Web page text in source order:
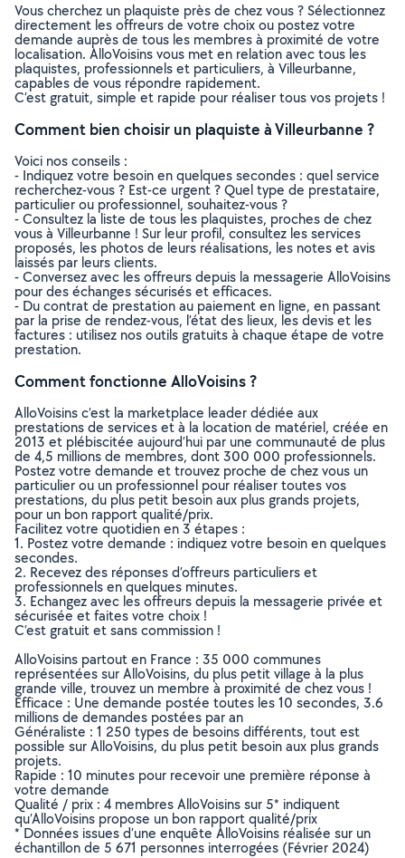
Vous cherchez un plaquiste près de chez vous ? Sélectionnez
directement les offreurs de votre choix ou postez votre
demande auprès de tous les membres à proximité de votre
localisation. AlloVoisins vous met en relation avec tous les
plaquistes, professionnels et particuliers, à Villeurbanne,
capables de vous répondre rapidement.
C’est gratuit, simple et rapide pour réaliser tous vos projets !
Comment bien choisir un plaquiste à Villeurbanne ?
Voici nos conseils :
- Indiquez votre besoin en quelques secondes : quel service
recherchez-vous ? Est-ce urgent ? Quel type de prestataire,
particulier ou professionnel, souhaitez-vous ?
- Consultez la liste de tous les plaquistes, proches de chez
vous à Villeurbanne ! Sur leur profil, consultez les services
proposés, les photos de leurs réalisations, les notes et avis
laissés par leurs clients.
- Conversez avec les offreurs depuis la messagerie AlloVoisins
pour des échanges sécurisés et efficaces.
- Du contrat de prestation au paiement en ligne, en passant
par la prise de rendez-vous, l’état des lieux, les devis et les
factures : utilisez nos outils gratuits à chaque étape de votre
prestation.
Comment fonctionne AlloVoisins ?
AlloVoisins c’est la marketplace leader dédiée aux
prestations de services et à la location de matériel, créée en
2013 et plébiscitée aujourd’hui par une communauté de plus
de 4,5 millions de membres, dont 300 000 professionnels.
Postez votre demande et trouvez proche de chez vous un
particulier ou un professionnel pour réaliser toutes vos
prestations, du plus petit besoin aux plus grands projets,
pour un bon rapport qualité/prix.
Facilitez votre quotidien en 3 étapes :
1. Postez votre demande : indiquez votre besoin en quelques
secondes.
2. Recevez des réponses d’offreurs particuliers et
professionnels en quelques minutes.
3. Echangez avec les offreurs depuis la messagerie privée et
sécurisée et faites votre choix !
C’est gratuit et sans commission !
AlloVoisins partout en France : 35 000 communes
représentées sur AlloVoisins, du plus petit village à la plus
grande ville, trouvez un membre à proximité de chez vous !
Efficace : Une demande postée toutes les 10 secondes, 3.6
millions de demandes postées par an
Généraliste : 1 250 types de besoins différents, tout est
possible sur AlloVoisins, du plus petit besoin aux plus grands
projets.
Rapide : 10 minutes pour recevoir une première réponse à
votre demande
Qualité / prix : 4 membres AlloVoisins sur 5* indiquent
qu’AlloVoisins propose un bon rapport qualité/prix
* Données issues d’une enquête AlloVoisins réalisée sur un
échantillon de 5 671 personnes interrogées (Février 2024)